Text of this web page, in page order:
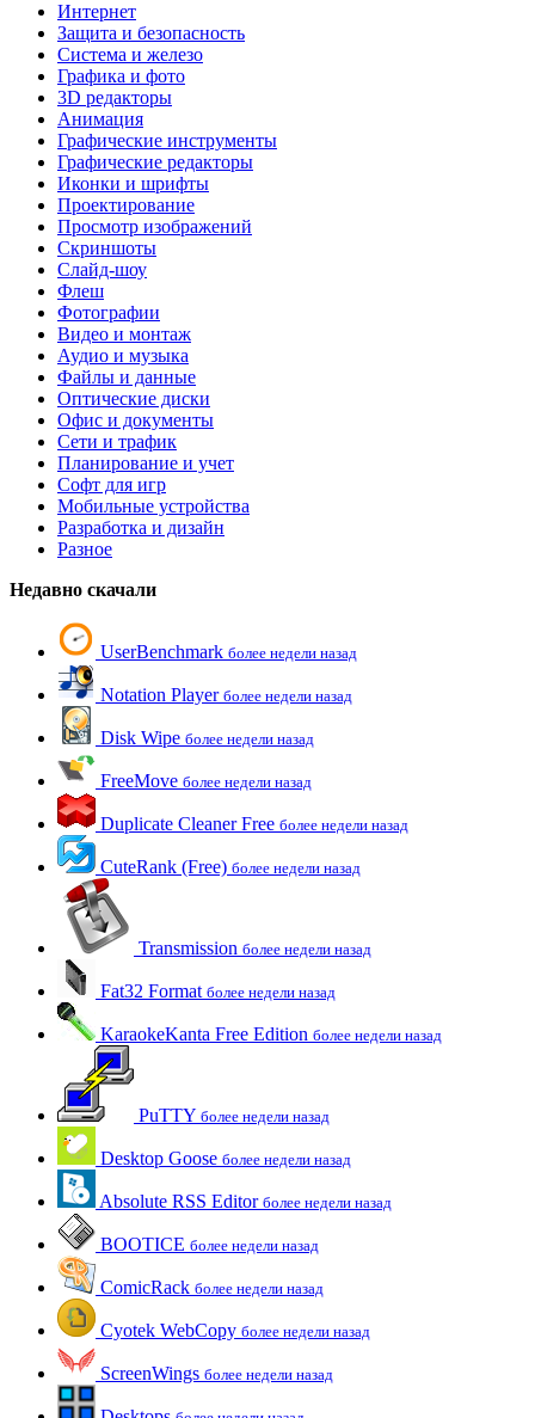
Интернет
Защита и безопасность
Система и железо
Графика и фото
3D редакторы
Анимация
Графические инструменты
Графические редакторы
Иконки и шрифты
Проектирование
Просмотр изображений
Скриншоты
Слайд-шоу
Флеш
Фотографии
Видео и монтаж
Аудио и музыка
Файлы и данные
Оптические диски
Офис и документы
Сети и трафик
Планирование и учет
Софт для игр
Мобильные устройства
Разработка и дизайн
Разное
Недавно скачали
UserBenchmark более недели назад
Notation Player более недели назад
Disk Wipe более недели назад
FreeMove более недели назад
Duplicate Cleaner Free более недели назад
CuteRank (Free) более недели назад
Transmission более недели назад
Fat32 Format более недели назад
KaraokeKanta Free Edition более недели назад
PuTTY более недели назад
Desktop Goose более недели назад
Absolute RSS Editor более недели назад
BOOTICE более недели назад
ComicRack более недели назад
Cyotek WebCopy более недели назад
ScreenWings более недели назад